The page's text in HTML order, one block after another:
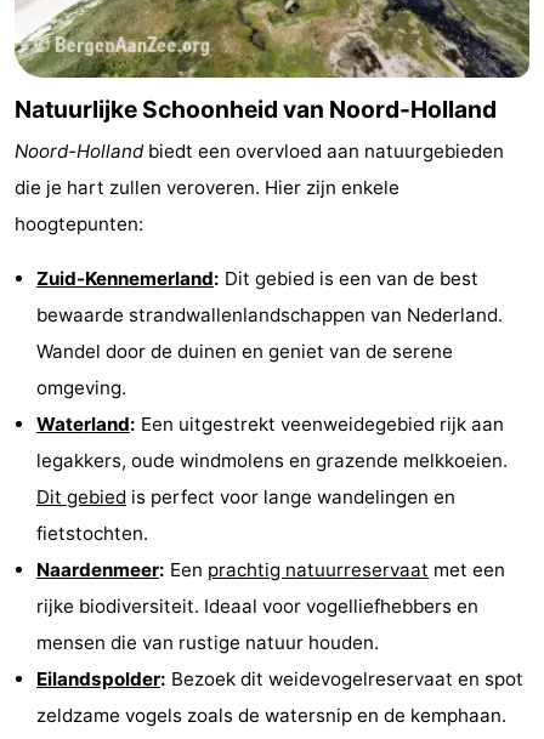
Zwembaden
-
Fietsen
-
Wandelen
-
Paardrijden
-
Golfbanen
-
Surfen
Eten
en
drinken
Evenementen
Praktisch
Forum
Route
-
Parkeren
Reisboekenwinkel
Nieuws
Medische
Natuurlijke Schoonheid van Noord-Holland
Noord-Hollandbiedt een overvloed aan natuurgebieden
die je hart zullen veroveren. Hier zijn enkele
hoogtepunten:
Zuid-Kennemerland: Dit gebied is een van de best
bewaarde strandwallenlandschappen van Nederland.
Wandel door de duinen en geniet van de serene
omgeving.
Waterland: Een uitgestrekt veenweidegebied rijk aan
legakkers, oude windmolens en grazende melkkoeien.
Dit gebied is perfect voor lange wandelingen en
fietstochten.
Naardenmeer: Een prachtig natuurreservaat met een
rijke biodiversiteit. Ideaal voor vogelliefhebbers en
mensen die van rustige natuur houden.
Eilandspolder: Bezoek dit weidevogelreservaat en spot
zeldzame vogels zoals de watersnip en de kemphaan.